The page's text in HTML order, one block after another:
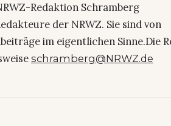
Redaktion Schramberg
der NRWZ. Sie sind von
im eigentlichen Sinne.Die
schramberg@NRWZ.de